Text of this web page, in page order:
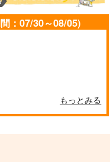
：07/30～08/05)
もっとみる